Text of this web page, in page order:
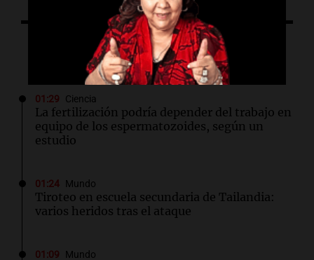
Lo último
01:29 Ciencia
La fertilización podría depender del trabajo en
equipo de los espermatozoides, según un
estudio
01:24 Mundo
Tiroteo en escuela secundaria de Tailandia:
varios heridos tras el ataque
01:09 Mundo